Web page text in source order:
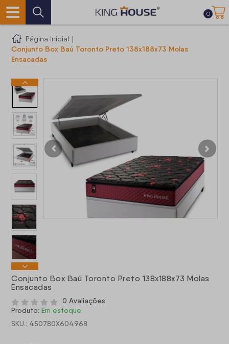
0
Página Inicial |
Conjunto Box Baú Toronto Preto 138x188x73 Molas
Ensacadas
Conjunto Box Baú Toronto Preto 138x188x73 Molas
Ensacadas
0 Avaliações
Produto: Em estoque
SKU.: 450780X604968